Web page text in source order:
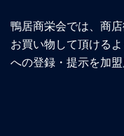
鴨居商栄会では、商
お買い物して頂ける
への登録・提示を加盟